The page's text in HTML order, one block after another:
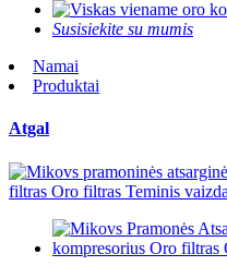
Susisiekite su mumis
Namai
Produktai
Atgal